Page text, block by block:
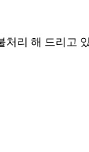
처리 해 드리고